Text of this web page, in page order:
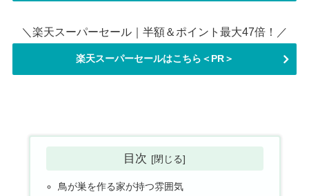
＼楽天スーパーセール｜半額＆ポイント最大47倍！／
楽天スーパーセールはこちら＜PR＞
目次
鳥が巣を作る家が持つ雰囲気